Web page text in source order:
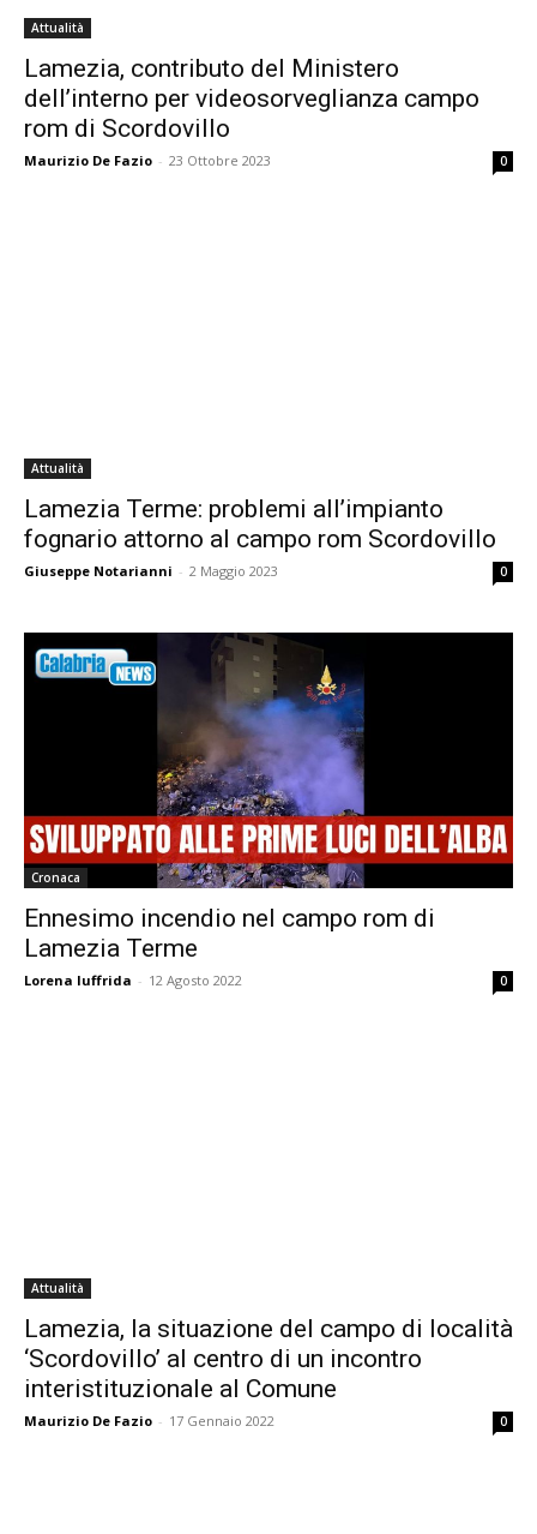
Attualità
Lamezia, contributo del Ministero
dell’interno per videosorveglianza campo
rom di Scordovillo
Maurizio De Fazio - 23 Ottobre 2023 0
Attualità
Lamezia Terme: problemi all’impianto
fognario attorno al campo rom Scordovillo
Giuseppe Notarianni - 2 Maggio 2023 0
Cronaca
Ennesimo incendio nel campo rom di
Lamezia Terme
Lorena Iuffrida - 12 Agosto 2022 0
Attualità
Lamezia, la situazione del campo di località
‘Scordovillo’ al centro di un incontro
interistituzionale al Comune
Maurizio De Fazio - 17 Gennaio 2022 0